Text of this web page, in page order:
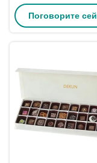
заказ коробка с
на День святого
Поговорите